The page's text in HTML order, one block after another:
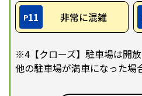
P11 非常に混雑
※4【クローズ】駐車場は開
他の駐車場が満車になった場